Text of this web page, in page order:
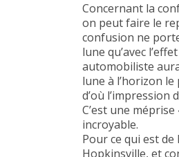
Concernant la
on peut faire le
confusion ne
lune qu’avec
automobiliste
lune à l’horizon
d’où l’impression
C’est une
incroyable.
Pour ce qui est de
Hopkinsville, et